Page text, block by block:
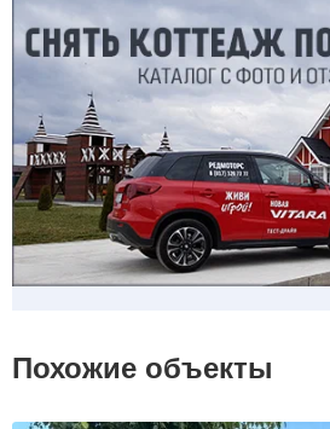
Похожие объекты